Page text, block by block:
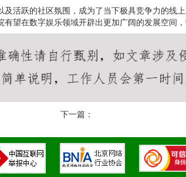
活跃的社区氛围，成为了当下极具竞争力的线
望在数字娱乐领域开辟出更加广阔的发展空间，
下一篇：